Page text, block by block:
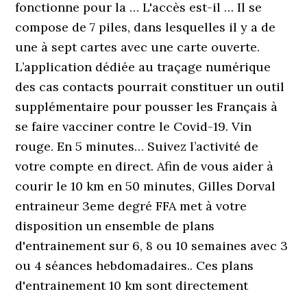
fonctionne pour la … L'accès est-il … Il se
compose de 7 piles, dans lesquelles il y a de
une à sept cartes avec une carte ouverte.
L’application dédiée au traçage numérique
des cas contacts pourrait constituer un outil
supplémentaire pour pousser les Français à
se faire vacciner contre le Covid-19. Vin
rouge. En 5 minutes… Suivez l’activité de
votre compte en direct. Afin de vous aider à
courir le 10 km en 50 minutes, Gilles Dorval
entraineur 3eme degré FFA met à votre
disposition un ensemble de plans
d'entrainement sur 6, 8 ou 10 semaines avec 3
ou 4 séances hebdomadaires.. Ces plans
d'entrainement 10 km sont directement